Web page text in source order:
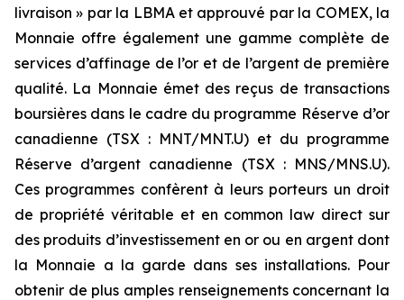
livraison » par la LBMA et approuvé par la COMEX, la
Monnaie offre également une gamme complète de
services d’affinage de l’or et de l’argent de première
qualité. La Monnaie émet des reçus de transactions
boursières dans le cadre du programme Réserve d’or
canadienne (TSX : MNT/MNT.U) et du programme
Réserve d’argent canadienne (TSX : MNS/MNS.U).
Ces programmes confèrent à leurs porteurs un droit
de propriété véritable et en common law direct sur
des produits d’investissement en or ou en argent dont
la Monnaie a la garde dans ses installations. Pour
obtenir de plus amples renseignements concernant la